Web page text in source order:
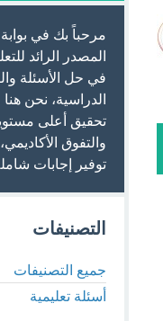
مرحباً بك في بوابة
المصدر الرائد
في حل الأسئلة
الدراسية، نحن
تحقيق أعلى
والتفوق
توفير إجابات
التصنيفات
جميع التصنيفات
أسئلة تعليمية